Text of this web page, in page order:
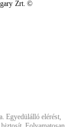
Zrt. ©
Egyedülálló elérést,